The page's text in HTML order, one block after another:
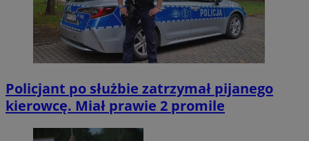
Policjant po służbie zatrzymał pijanego
kierowcę. Miał prawie 2 promile